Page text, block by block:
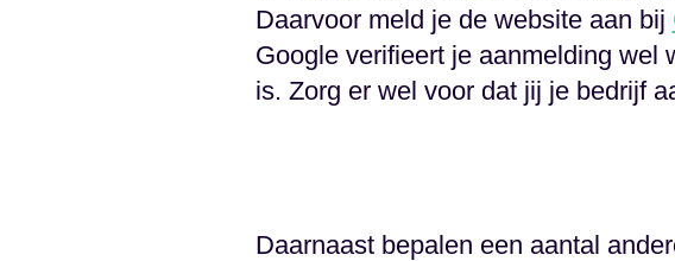
Daarvoor meld je de website aan bij
Google verifieert je aanmelding wel
is. Zorg er wel voor dat jij je bedrijf
Daarnaast bepalen een aantal